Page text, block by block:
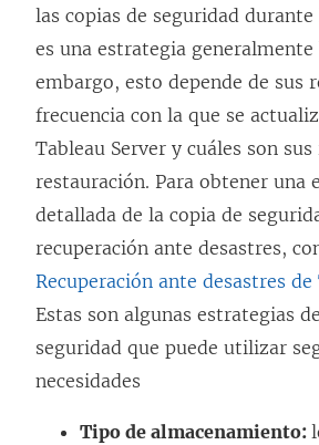
las copias de seguridad
es una estrategia generalmente
embargo, esto depende de sus
frecuencia con la que se
Tableau Server y cuáles son
restauración. Para obtener una
detallada de la copia de
recuperación ante desastres,
Recuperación ante desastres de
Estas son algunas estrategias
seguridad que puede utilizar
necesidades
Tipo de almacenamiento: